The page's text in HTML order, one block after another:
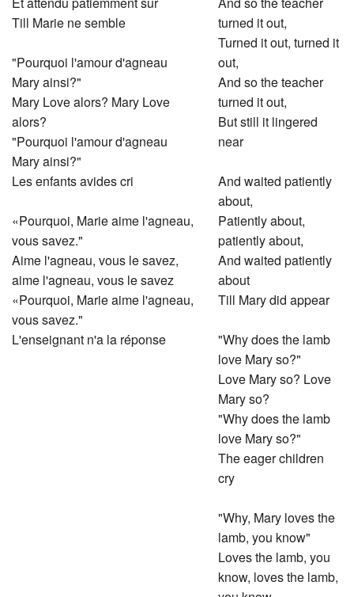
Till Marie ne semble
"Pourquoi l'amour d'agneau
Mary ainsi?"
Mary Love alors? Mary Love
alors?
"Pourquoi l'amour d'agneau
Mary ainsi?"
Les enfants avides cri
«Pourquoi, Marie aime l'agneau,
vous savez."
Aime l'agneau, vous le savez,
aime l'agneau, vous le savez
«Pourquoi, Marie aime l'agneau,
vous savez."
L'enseignant n'a la réponse
turned it out,
Turned it out, turned it
out,
And so the teacher
turned it out,
But still it lingered
near
And waited patiently
about,
Patiently about,
patiently about,
And waited patiently
about
Till Mary did appear
"Why does the lamb
love Mary so?"
Love Mary so? Love
Mary so?
"Why does the lamb
love Mary so?"
The eager children
cry
"Why, Mary loves the
lamb, you know"
Loves the lamb, you
know, loves the lamb,